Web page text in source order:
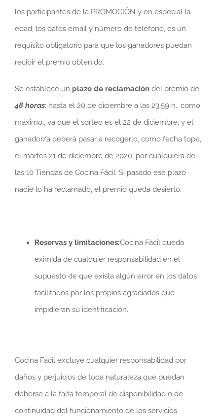
los participantes de la PROMOCIÓN y en especial la
edad, los datos email y número de teléfono, es un
requisito obligatorio para que los ganadores puedan
recibir el premio obtenido.
Se establece un plazo de reclamación del premio de
48 horas: hasta el 20 de diciembre a las 23:59 h., como
máximo., ya que el sorteo es el 22 de diciembre, y el
ganador/a deberá pasar a recogerlo, como fecha tope,
el martes 21 de diciembre de 2020, por cualquiera de
las 10 Tiendas de Cocina Fácil. Si pasado ese plazo
nadie lo ha reclamado, el premio queda desierto.
Reservas y limitaciones:Cocina Fácil queda
eximida de cualquier responsabilidad en el
supuesto de que exista algún error en los datos
facilitados por los propios agraciados que
impidieran su identificación.
Cocina Fácil excluye cualquier responsabilidad por
daños y perjuicios de toda naturaleza que puedan
deberse a la falta temporal de disponibilidad o de
continuidad del funcionamiento de los servicios